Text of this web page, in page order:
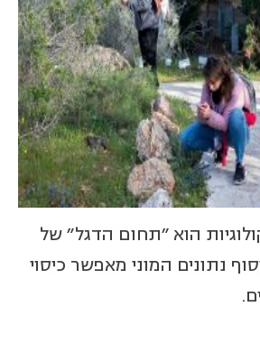
הוא "תחום הדגל" של
נתונים המוני מאפשר כיסוי